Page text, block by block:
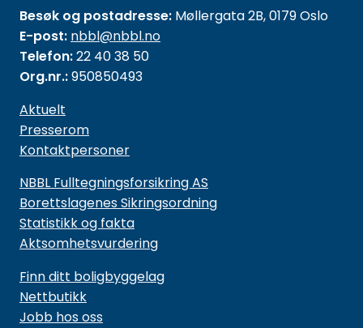
Besøk og postadresse: Møllergata 2B, 0179 Oslo
E-post: nbbl@nbbl.no
Telefon:22 40 38 50
Org.nr.:950850493
Aktuelt
Presserom
Kontaktpersoner
NBBL Fulltegningsforsikring AS
Borettslagenes Sikringsordning
Statistikk og fakta
Aktsomhetsvurdering
Finn ditt boligbyggelag
Nettbutikk
Jobb hos oss